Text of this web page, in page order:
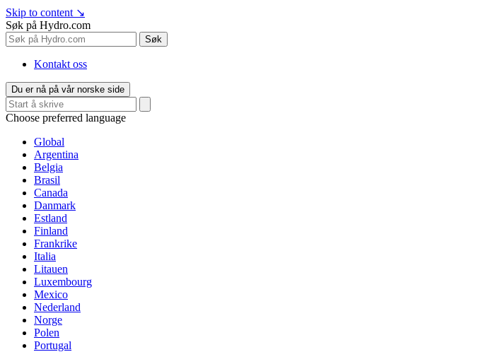
Skip to content ↘
Søk på Hydro.com
Søk
Kontakt oss
Du er nå på vår norske side
Choose preferred language
Global
Argentina
Belgia
Brasil
Canada
Danmark
Estland
Finland
Frankrike
Italia
Litauen
Luxembourg
Mexico
Nederland
Norge
Polen
Portugal